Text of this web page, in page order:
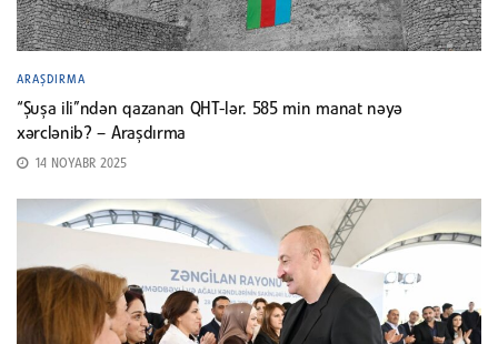
ARAŞDIRMA
“Şuşa ili”ndən qazanan QHT-lər. 585 min manat nəyə
xərclənib? – Araşdırma
14 NOYABR 2025